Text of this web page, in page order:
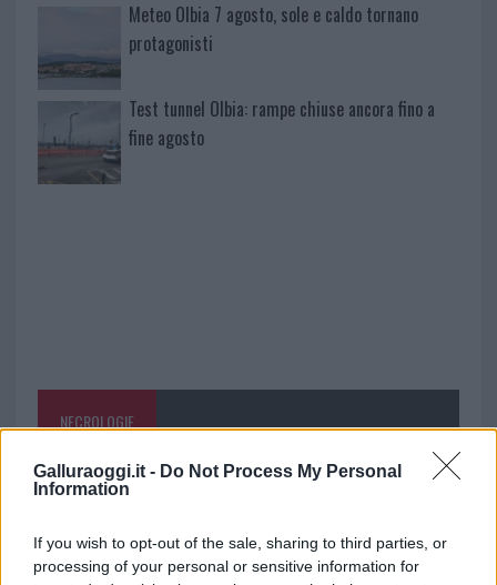
Galluraoggi.it - Do Not Process My Personal
Information
If you wish to opt-out of the sale, sharing to third parties, or
processing of your personal or sensitive information for
Meteo Olbia 7 agosto, sole e caldo tornano
protagonisti
Test tunnel Olbia: rampe chiuse ancora fino a
fine agosto
NECROLOGIE
Mario Malu